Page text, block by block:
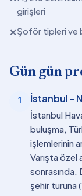
girişleri
✕Şoför tipleri ve
Gün gün
1 İstanbul -
İstanbul
buluşma,
işlemlerinin
Varışta
şehir turuna